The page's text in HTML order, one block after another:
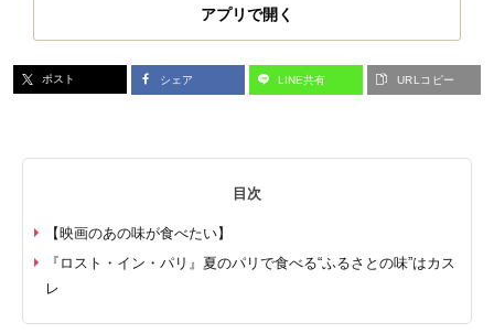
アプリで開く
ポスト シェア LINE共有 URLコピー
目次
【映画のあの味が食べたい】
『ロスト・イン・パリ』夏のパリで食べる“ふるさとの味”はカス
レ